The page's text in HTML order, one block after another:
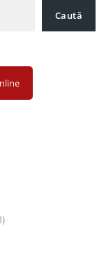
Caută